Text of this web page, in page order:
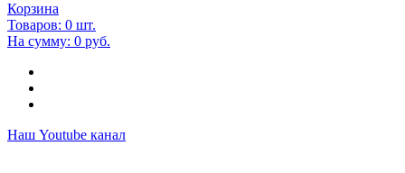
Корзина
Товаров: 0 шт.
На сумму: 0 руб.
Наш Youtube канал